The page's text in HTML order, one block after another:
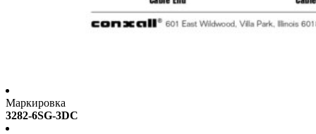
Маркировка
3282-6SG-3DC